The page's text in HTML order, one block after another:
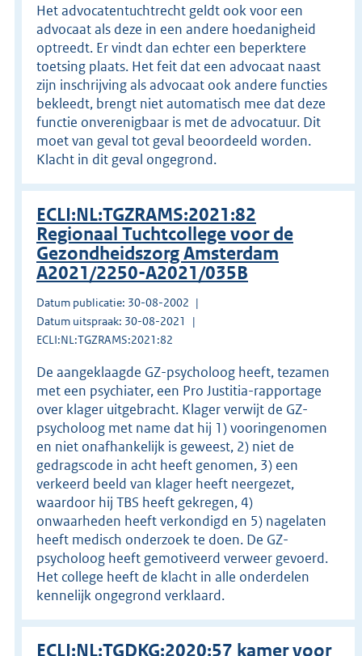
Het advocatentuchtrecht geldt ook voor een
advocaat als deze in een andere hoedanigheid
optreedt. Er vindt dan echter een beperktere
toetsing plaats. Het feit dat een advocaat naast
zijn inschrijving als advocaat ook andere functies
bekleedt, brengt niet automatisch mee dat deze
functie onverenigbaar is met de advocatuur. Dit
moet van geval tot geval beoordeeld worden.
Klacht in dit geval ongegrond.
ECLI:NL:TGZRAMS:2021:82
Regionaal Tuchtcollege voor de
Gezondheidszorg Amsterdam
A2021/2250-A2021/035B
Datum publicatie: 30-08-2002
Datum uitspraak: 30-08-2021
ECLI:NL:TGZRAMS:2021:82
De aangeklaagde GZ-psycholoog heeft, tezamen
met een psychiater, een Pro Justitia-rapportage
over klager uitgebracht. Klager verwijt de GZ-
psycholoog met name dat hij 1) vooringenomen
en niet onafhankelijk is geweest, 2) niet de
gedragscode in acht heeft genomen, 3) een
verkeerd beeld van klager heeft neergezet,
waardoor hij TBS heeft gekregen, 4)
onwaarheden heeft verkondigd en 5) nagelaten
heeft medisch onderzoek te doen. De GZ-
psycholoog heeft gemotiveerd verweer gevoerd.
Het college heeft de klacht in alle onderdelen
kennelijk ongegrond verklaard.
ECLI:NL:TGDKG:2020:57 kamer voor